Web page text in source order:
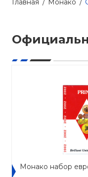
Главная Монако
Монако набор